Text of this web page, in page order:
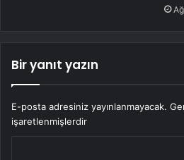
Bir yanıt yazın
E-posta adresiniz yayınlanmayacak.
işaretlenmişlerdir